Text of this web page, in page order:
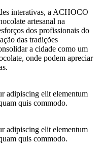
interativas, a ACHOCO
artesanal na
dos profissionais do
das tradições
a cidade como um
onde podem apreciar
adipiscing elit elementum
quis commodo.
adipiscing elit elementum
quis commodo.